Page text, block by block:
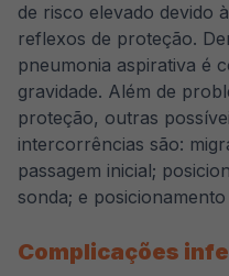
de risco elevado devido
reflexos de proteção.
pneumonia aspirativa é
gravidade. Além de
proteção, outras
intercorrências são:
passagem inicial;
sonda; e
Complicações